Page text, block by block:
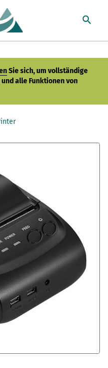
Sie sich, um vollständige
alle Funktionen von